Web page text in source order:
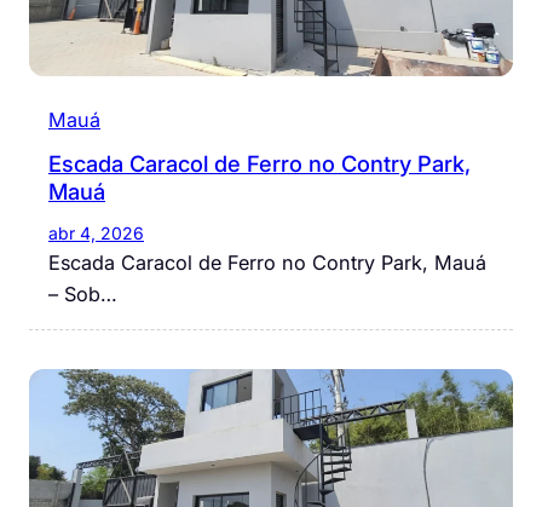
Mauá
Escada Caracol de Ferro no Contry Park,
Mauá
abr 4, 2026
Escada Caracol de Ferro no Contry Park, Mauá
– Sob…